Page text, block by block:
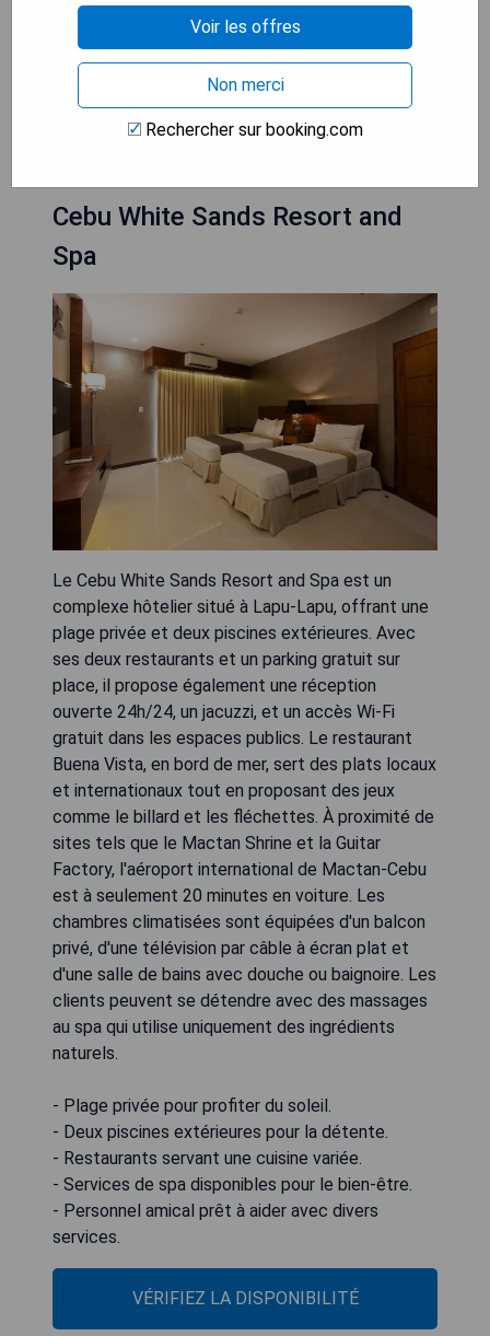
- Service clientèle disponible 24h/24
- Wi-Fi gratuit dans tout l’établissement
VÉRIFIEZ LA DISPONIBILITÉ
Cebu White Sands Resort and
Spa
Le Cebu White Sands Resort and Spa est un
complexe hôtelier situé à Lapu-Lapu, offrant une
plage privée et deux piscines extérieures. Avec
ses deux restaurants et un parking gratuit sur
place, il propose également une réception
ouverte 24h/24, un jacuzzi, et un accès Wi-Fi
gratuit dans les espaces publics. Le restaurant
Buena Vista, en bord de mer, sert des plats locaux
et internationaux tout en proposant des jeux
comme le billard et les fléchettes. À proximité de
sites tels que le Mactan Shrine et la Guitar
Factory, l'aéroport international de Mactan-Cebu
est à seulement 20 minutes en voiture. Les
chambres climatisées sont équipées d'un balcon
privé, d'une télévision par câble à écran plat et
d'une salle de bains avec douche ou baignoire. Les
clients peuvent se détendre avec des massages
au spa qui utilise uniquement des ingrédients
naturels.
- Plage privée pour profiter du soleil.
- Deux piscines extérieures pour la détente.
- Restaurants servant une cuisine variée.
- Services de spa disponibles pour le bien-être.
- Personnel amical prêt à aider avec divers
services.
VÉRIFIEZ LA DISPONIBILITÉ
Voir les offres
Non merci
Rechercher sur booking.com